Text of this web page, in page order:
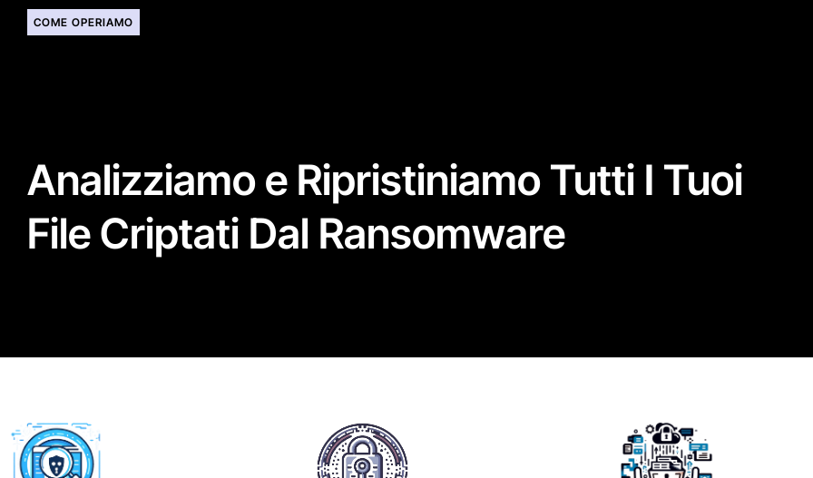
COME OPERIAMO
Analizziamo e Ripristiniamo Tutti I Tuoi
File Criptati Dal Ransomware